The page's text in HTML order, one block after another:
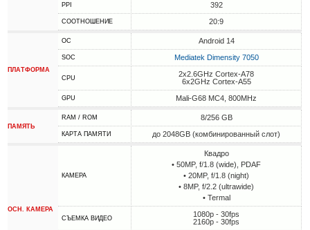
PPI 392
СООТНОШЕНИЕ 20:9
ПЛАТФОРМА
ОС Android 14
SOC Mediatek Dimensity 7050
CPU
2x2.6GHz Cortex-A78
6x2GHz Cortex-A55
GPU Mali-G68 MC4, 800MHz
ПАМЯТЬ
RAM / ROM 8/256 GB
КАРТА ПАМЯТИ до 2048GB (комбинированный слот)
ОСН. КАМЕРА
КАМЕРА
Квадро
• 50MP, f/1.8 (wide), PDAF
• 20MP, f/1.8 (night)
• 8MP, f/2.2 (ultrawide)
• Termal
СЪЕМКА ВИДЕО
1080p - 30fps
2160p - 30fps